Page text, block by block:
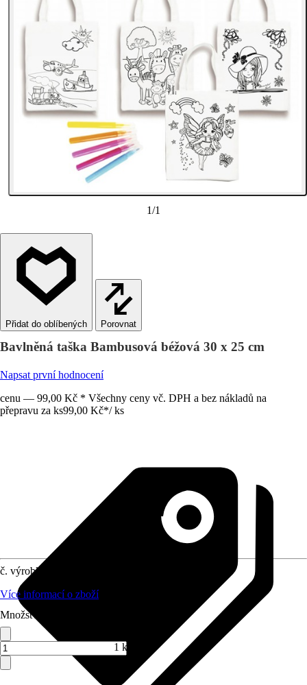
1/1
Porovnat
Bavlněná taška Bambusová béžová 30 x 25 cm
Napsat první hodnocení
cenu — 99,00 Kč * Všechny ceny vč. DPH a bez nákladů na
přepravu za ks99,00 Kč*/ ks
č. výrobku
Více informací o zboží
Množství (ks)
1 ks